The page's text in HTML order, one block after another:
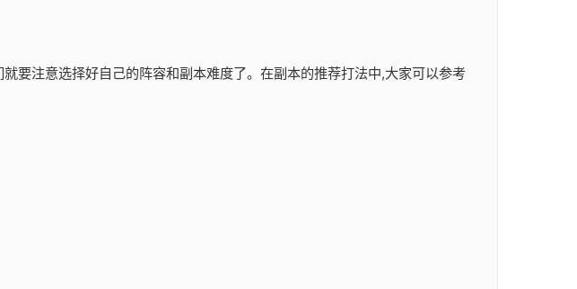
要注意选择好自己的阵容和副本难度了。在副本的推荐打法中,大家可以参考